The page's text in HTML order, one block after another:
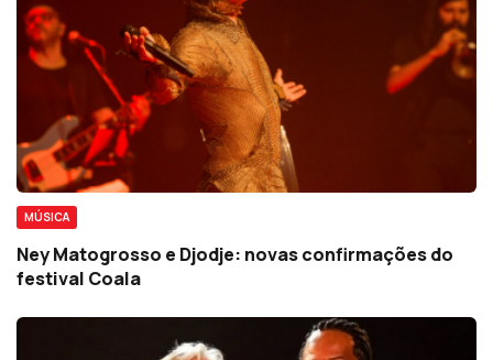
MÚSICA
Ney Matogrosso e Djodje: novas confirmações do
festival Coala